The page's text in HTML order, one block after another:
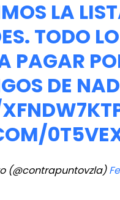
LA
TODO
PAGAR
DE
(@contrapuntovzla)